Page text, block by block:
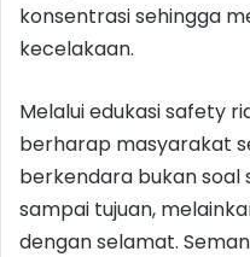
konsentrasi sehingga
kecelakaan.
Melalui edukasi safety
berharap masyarakat
berkendara bukan soal
sampai tujuan,
dengan selamat.